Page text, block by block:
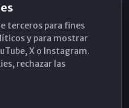
terceros para fines
y para mostrar
X o Instagram.
rechazar las